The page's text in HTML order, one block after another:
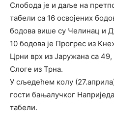
Слобода је и даље на
табели са 16 освојених
бодова више су Челинац и
10 бодова је Прогрес из
Црни врх из Јаружана са
Слоге из Трна.
У сљедећем колу
гости бањалучког
табели.